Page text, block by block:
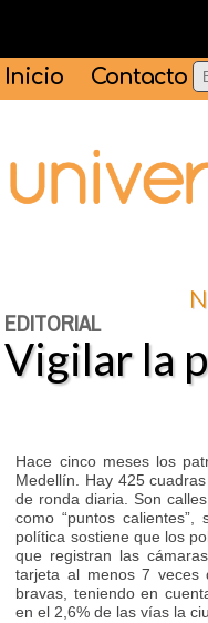
Inicio Contacto
EDITORIAL
Vigilar la
Hace cinco meses los
Medellín. Hay 425
de ronda diaria. Son
como “puntos
política sostiene que los
que registran las
tarjeta al menos 7 veces
bravas, teniendo en
en el 2,6% de las vías la